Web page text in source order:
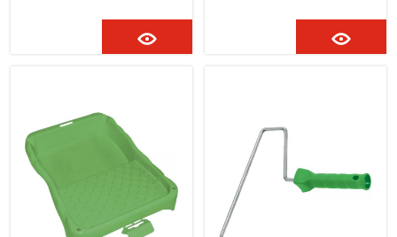
Produktsicherheitsveror
dnung ((EU) 2023/998):
Nölle Profi Brush
info@n-p-b.de
Produktsicherheitsveror
dnung ((EU) 2023/998):
Nölle Profi Brush